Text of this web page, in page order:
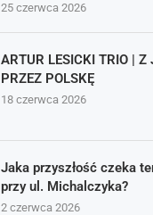
25 czerwca 2026
ARTUR LESICKI TRIO | Z
PRZEZ POLSKĘ
18 czerwca 2026
Jaka przyszłość czeka
przy ul. Michalczyka?
2 czerwca 2026